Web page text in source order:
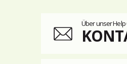
Über unser Help